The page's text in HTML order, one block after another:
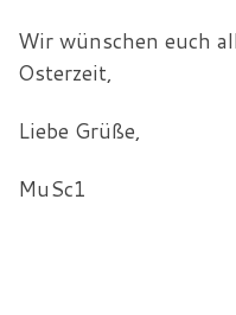
Wir wünschen euch
Osterzeit,
Liebe Grüße,
MuSc1